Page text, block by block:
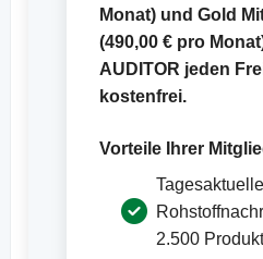
Monat) und Gold
(490,00 € pro
AUDITOR jeden
kostenfrei.
Vorteile Ihrer
2.500